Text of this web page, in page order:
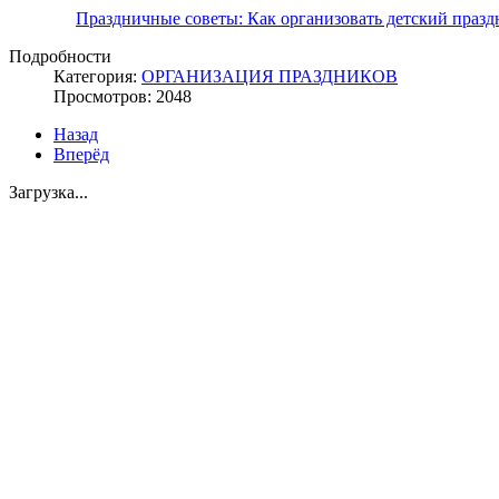
Праздничные советы: Как организовать детский
Подробности
Категория: ОРГАНИЗАЦИЯ ПРАЗДНИКОВ
Просмотров: 2048
Назад
Вперёд
Загрузка...